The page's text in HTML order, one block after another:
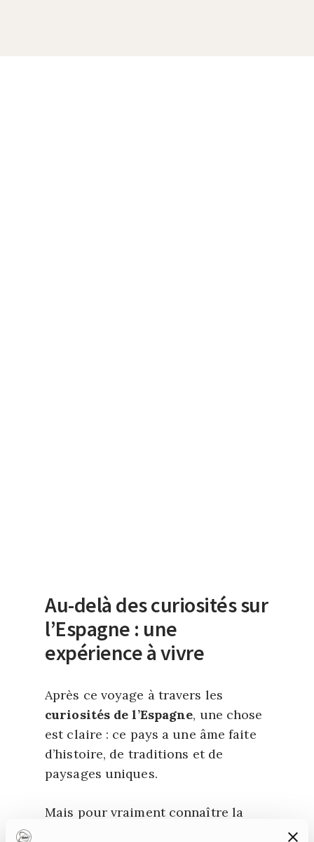
Au-delà des curiosités sur
l’Espagne : une
expérience à vivre
Après ce voyage à travers les
curiosités de l’Espagne, une chose
est claire : ce pays a une âme faite
d’histoire, de traditions et de
paysages uniques.
Mais pour vraiment connaître la